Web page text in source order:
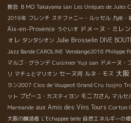
教会 ＢＭО Takayama san Les Uniques de Jules
2019年 フレンチ ステファニー・ルッセル 九州・
Aix-en-Provence うぐいす ドメーヌ・ミレ
ォレ タンタシオン Julie Brosselin DIVE
Jazz Bande CAROLINE Vendange2018 Philippe
マルゴ・グランデ Cuisinier Yuji san ドメーヌ・
リ マチュとマリオン セーヌ河 ルネ・モス 大阪
ラン2007 Clos de Vougeot Grand Cru Isojiro
ット プピーユ・カスティヨン モニカさん マルセ
Marmande aux Amis des Vins Tours Corton
大阪の醸造者 L'Echappee belle 自然エネルギーの畑